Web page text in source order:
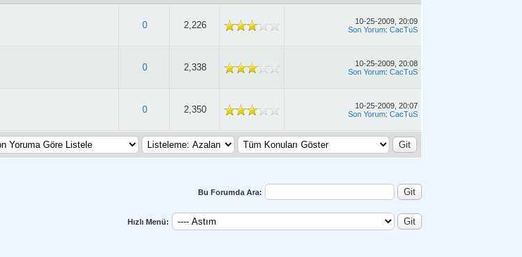
0 2,226
10-25-2009, 20:09
Son Yorum: CacTuS
0 2,338
10-25-2009, 20:08
Son Yorum: CacTuS
0 2,350
10-25-2009, 20:07
Son Yorum: CacTuS
Bu Forumda Ara:
Hızlı Menü: